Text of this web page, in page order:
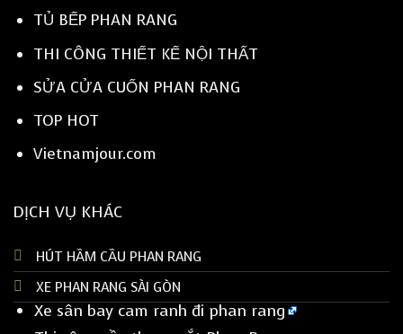
TỦ BẾP PHAN RANG
THI CÔNG THIẾT KẾ NỘI THẤT
SỬA CỬA CUỐN PHAN RANG
TOP HOT
Vietnamjour.com
DỊCH VỤ KHÁC
HÚT HẦM CẦU PHAN RANG
XE PHAN RANG SÀI GÒN
Xe sân bay cam ranh đi phan rang